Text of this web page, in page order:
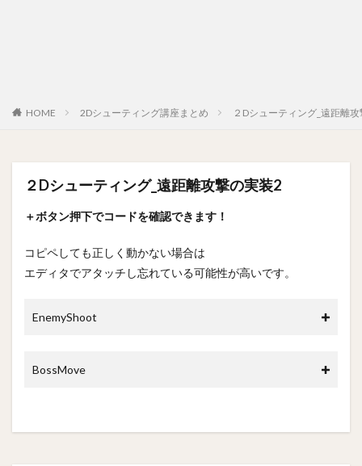
HOME 2Dシューティング講座まとめ ２Dシューティング_遠距離
２Dシューティング_遠距離攻撃の実装2
＋ボタン押下でコードを確認できます！
コピペしても正しく動かない場合は
エディタでアタッチし忘れている可能性が高いです。
EnemyShoot
BossMove